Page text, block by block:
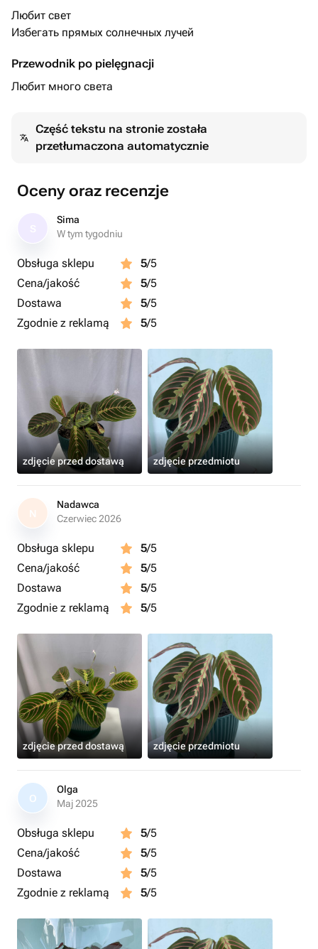
Любит свет
Избегать прямых солнечных лучей
Przewodnik po pielęgnacji
Любит много света
Część tekstu na stronie została
przetłumaczona automatycznie
Oceny oraz recenzje
Sima
W tym tygodniu
Obsługa sklepu 5/5
Cena/jakość
5/5
Dostawa
5/5
Zgodnie z reklamą
5/5
zdjęcie przed dostawą zdjęcie przedmiotu
N
Nadawca
Czerwiec 2026
Obsługa sklepu 5/5
Cena/jakość
5/5
Dostawa
5/5
Zgodnie z reklamą
5/5
zdjęcie przed dostawą zdjęcie przedmiotu
O
Olga
Maj 2025
Obsługa sklepu 5/5
Cena/jakość
5/5
Dostawa
5/5
Zgodnie z reklamą
5/5